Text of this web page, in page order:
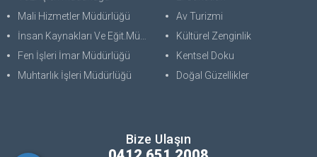
Mali Hizmetler Müdürlüğü
İnsan Kaynakları Ve Eğit.Müdürlüğü
Fen İşleri İmar Müdürlüğü
Muhtarlık İşleri Müdürlüğü
Av Turizmi
Kültürel Zenginlik
Kentsel Doku
Doğal Güzellikler
Bize Ulaşın